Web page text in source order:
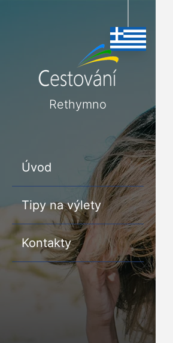
Rethymno
Úvod
Tipy na výlety
Kontakty